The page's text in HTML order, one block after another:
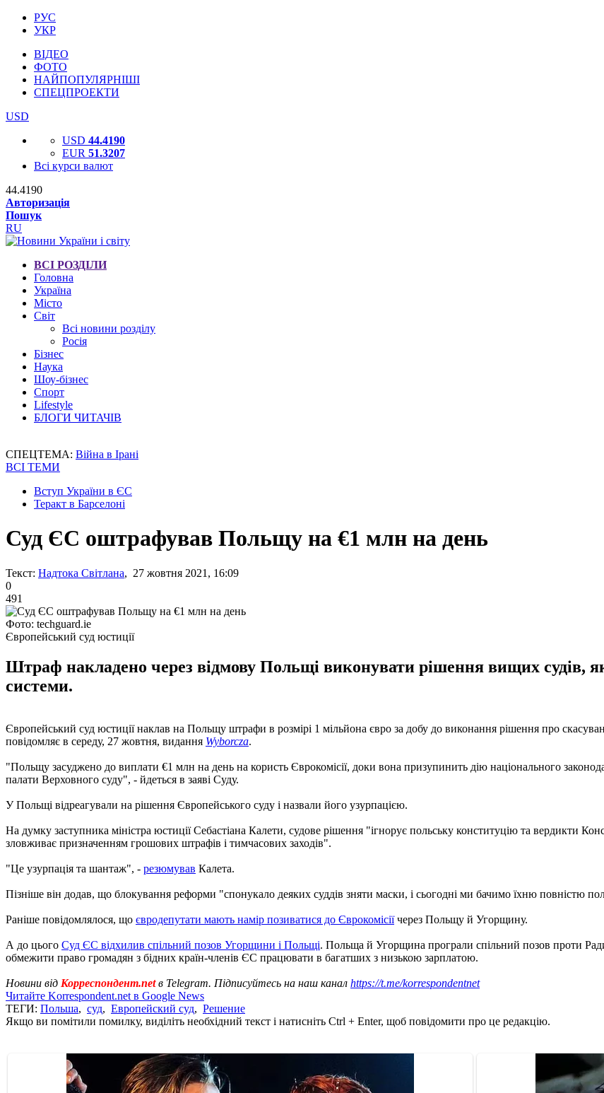
РУС
УКР
ВІДЕО
ФОТО
НАЙПОПУЛЯРНІШІ
СПЕЦПРОЕКТИ
USD
USD 44.4190
EUR 51.3207
Всі курси валют
44.4190
Авторизація
Пошук
RU
ВСІ РОЗДІЛИ
Головна
Україна
Місто
Світ
Всі новини розділу
Росія
Бізнес
Наука
Шоу-бізнес
Спорт
Lifestyle
БЛОГИ ЧИТАЧІВ
СПЕЦТЕМА: Війна в Ірані
ВСІ ТЕМИ
Вступ України в ЄС
Теракт в Барселоні
Суд ЄС оштрафував Польщу на €1 млн на день
Текст: Надтока Світлана, 27 жовтня 2021, 16:09
0
491
Фото: techguard.ie
Європейський суд юстиції
Штраф накладено через відмову Польщі виконувати рішення вищих судів,
системи.
Європейський суд юстиції наклав на Польщу штрафи в розмірі 1 мільйона євро за добу до виконання рішення про
повідомляє в середу, 27 жовтня, видання Wyborcza.
"Польщу засуджено до виплати €1 млн на день на користь Єврокомісії, доки вона призупинить дію національного
палати Верховного суду", - йдеться в заяві Суду.
У Польщі відреагували на рішення Європейського суду і назвали його узурпацією.
На думку заступника міністра юстиції Себастіана Калети, судове рішення "ігнорує польську конституцію та вердикти
зловживає призначенням грошових штрафів і тимчасових заходів".
"Це узурпація та шантаж", - резюмував Калета.
Пізніше він додав, що блокування реформи "спонукало деяких суддів зняти маски, і сьогодні ми бачимо їхню повністю
Раніше повідомлялося, що євродепутати мають намір позиватися до Єврокомісіїчерез Польщу й Угорщину.
А до цього Суд ЄС відхилив спільний позов Угорщини і Польщі. Польща й Угорщина програли спільний позов проти
обмежити право громадян з бідних країн-членів ЄС працювати в багатших з низькою зарплатою.
Новини від Корреспондент.netв Telegram. Підписуйтесь на наш канал https://t.me/korrespondentnet
Читайте Korrespondent.net в Google News
ТЕГИ: Польша, суд, Европейский суд, Решение
Якщо ви помітили помилку, виділіть необхідний текст і натисніть Ctrl + Enter, щоб повідомити про це редакцію.